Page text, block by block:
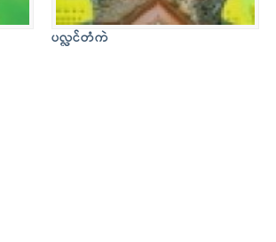
ပလ္လင်တံကဲ